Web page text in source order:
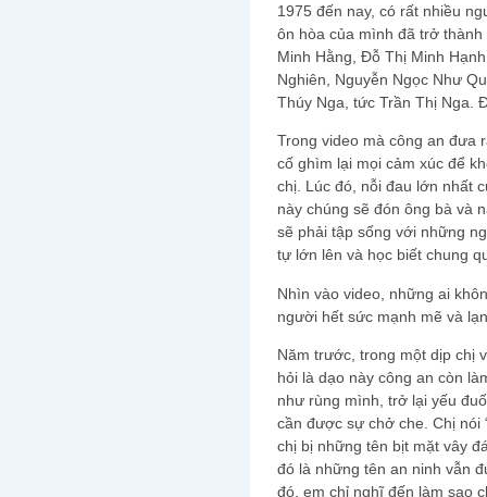
1975 đến nay, có rất nhiều
ôn hòa của mình đã trở
Minh Hằng, Đỗ Thị Minh
Nghiên, Nguyễn Ngọc Như
Thúy Nga, tức Trần Thị Nga.
Trong video mà công an đưa
cố ghìm lại mọi cảm xúc để
chị. Lúc đó, nỗi đau lớn nhất
này chúng sẽ đón ông bà và
sẽ phải tập sống với những
tự lớn lên và học biết chung
Nhìn vào video, những ai
người hết sức mạnh mẽ và
Năm trước, trong một dịp chị
hỏi là dạo này công an còn
như rùng mình, trở lại yếu
cần được sự chở che. Chị nói
chị bị những tên bịt mặt vây
đó là những tên an ninh vẫn
đó, em chỉ nghĩ đến làm sao